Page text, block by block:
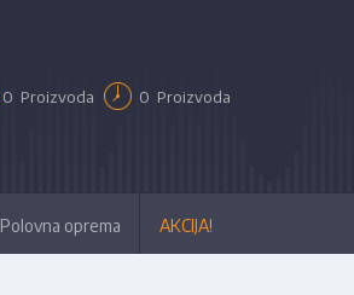
0 Proizvoda 0 Proizvoda
Polovna oprema AKCIJA!